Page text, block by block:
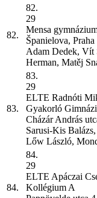
82.
82.
29
Mensa
Španielova, Praha
Adam Dedek, Vít
Herman, Matěj
83.
83.
29
ELTE Radnóti
Gyakorló
Cházár András
Sarusi-Kis
Lőw László,
84.
84.
29
ELTE Apáczai
Kollégium A